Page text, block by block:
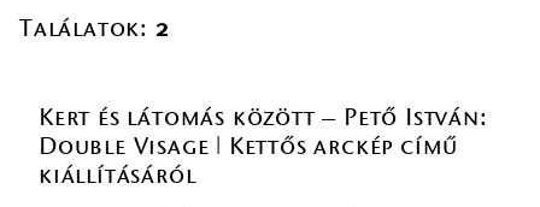
Találatok: 2
Kert és látomás között – Pető István:
Double Visage ǀ Kettős arckép című
kiállításáról